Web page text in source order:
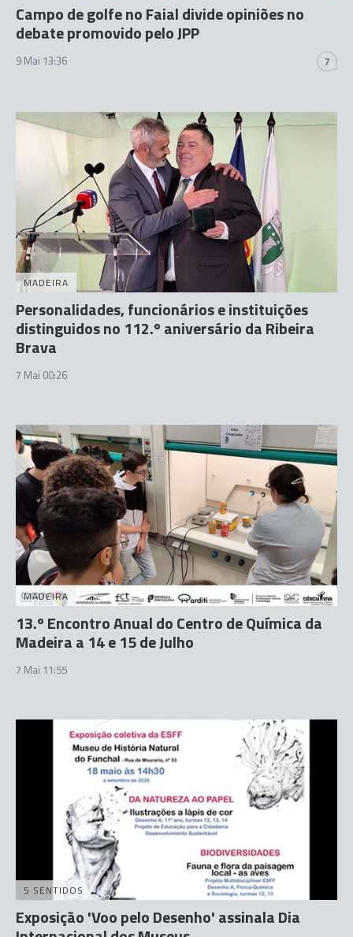
Campo de golfe no Faial divide opiniões no
debate promovido pelo JPP
9 Mai 13:36 7
MADEIRA
Personalidades, funcionários e instituições
distinguidos no 112.º aniversário da Ribeira
Brava
7 Mai 00:26
MADEIRA
13.º Encontro Anual do Centro de Química da
Madeira a 14 e 15 de Julho
7 Mai 11:55
5 SENTIDOS
Exposição 'Voo pelo Desenho' assinala Dia